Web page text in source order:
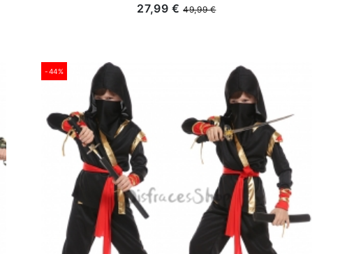
27,99 €49,99 €
-44%